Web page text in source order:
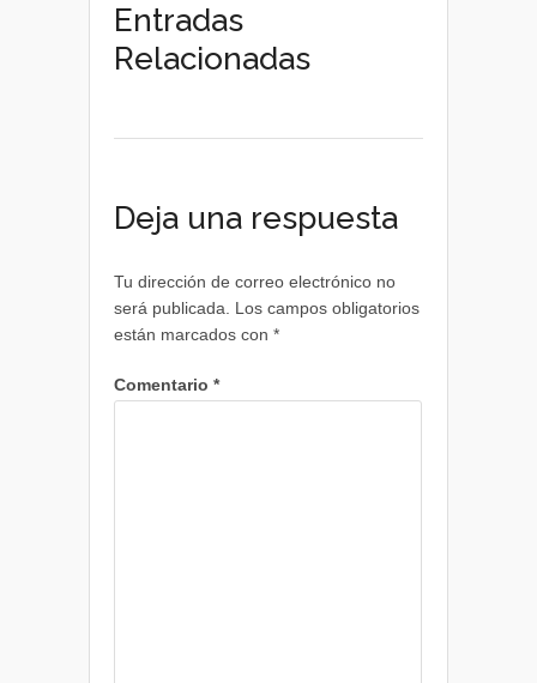
Entradas
Relacionadas
Deja una respuesta
Tu dirección de correo electrónico no
será publicada.
Los campos obligatorios
están marcados con *
Comentario *